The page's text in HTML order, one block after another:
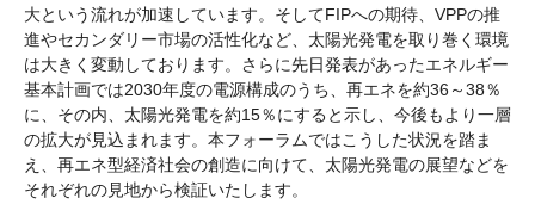
大という流れが加速しています。そしてFIPへの期待、VPPの推
進やセカンダリー市場の活性化など、太陽光発電を取り巻く環境
は大きく変動しております。さらに先日発表があったエネルギー
基本計画では2030年度の電源構成のうち、再エネを約36～38％
に、その内、太陽光発電を約15％にすると示し、今後もより一層
の拡大が見込まれます。本フォーラムではこうした状況を踏ま
え、再エネ型経済社会の創造に向けて、太陽光発電の展望などを
それぞれの見地から検証いたします。